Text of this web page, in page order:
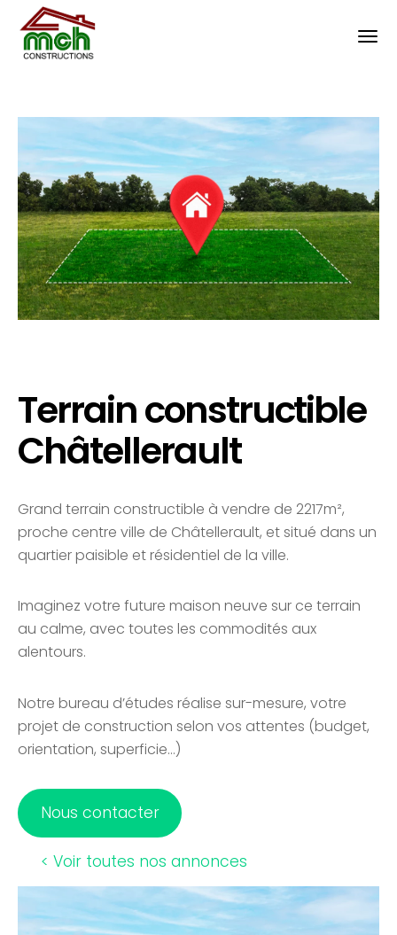
Terrain constructible
Châtellerault
Grand terrain constructible à vendre de 2217m²,
proche centre ville de Châtellerault, et situé dans un
quartier paisible et résidentiel de la ville.
Imaginez votre future maison neuve sur ce terrain
au calme, avec toutes les commodités aux
alentours.
Notre bureau d’études réalise sur-mesure, votre
projet de construction selon vos attentes (budget,
orientation, superficie…)
Nous contacter
< Voir toutes nos annonces